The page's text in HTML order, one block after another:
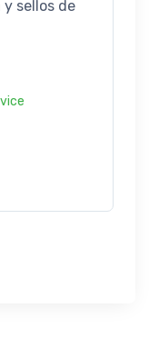
y sellos de